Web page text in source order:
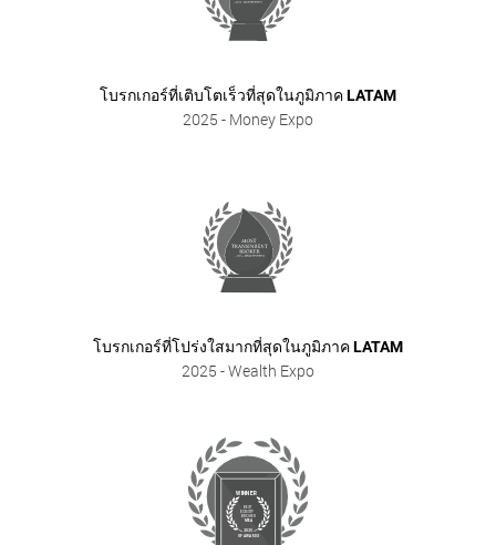
โบรกเกอร์ที่เติบโตเร็วที่สุดในภูมิภาค LATAM
2025 - Money Expo
โบรกเกอร์ที่โปร่งใสมากที่สุดในภูมิภาค LATAM
2025 - Wealth Expo